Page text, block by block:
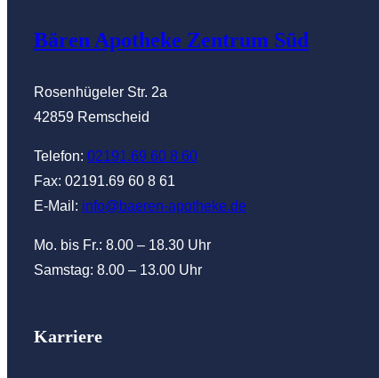
Rowa
Bären Apotheke Zentrum Süd
Rosenhügeler Str. 2a
42859 Remscheid
Telefon: 02191.69 60 8 60
Fax: 02191.69 60 8 61
E-Mail: info@baeren-apotheke.de
Mo. bis Fr.: 8.00 – 18.30 Uhr
Samstag: 8.00 – 13.00 Uhr
Karriere